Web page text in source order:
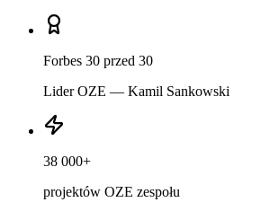
Forbes 30 przed 30
Lider OZE — Kamil Sankowski
38 000+
projektów OZE zespołu